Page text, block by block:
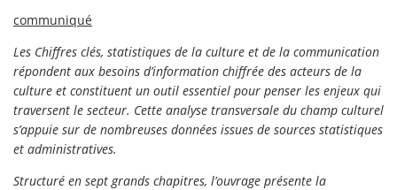
communiqué
Les Chiffres clés, statistiques de la culture et de la communication
répondent aux besoins d’information chiffrée des acteurs de la
culture et constituent un outil essentiel pour penser les enjeux qui
traversent le secteur. Cette analyse transversale du champ culturel
s’appuie sur de nombreuses données issues de sources statistiques
et administratives.
Structuré en sept grands chapitres, l’ouvrage présente la